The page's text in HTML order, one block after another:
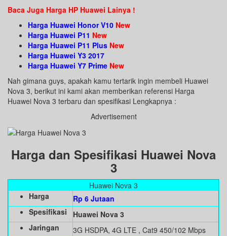
Baca Juga Harga HP Huawei Lainya !
Harga Huawei Honor V10 New
Harga Huawei P11 New
Harga Huawei P11 Plus New
Harga Huawei Y3 2017
Harga Huawei Y7 Prime New
Nah gimana guys, apakah kamu tertarik ingin membeli Huawei
Nova 3, berikut ini kami akan memberikan referensi Harga
Huawei Nova 3 terbaru dan spesifikasi Lengkapnya :
Advertisement
Harga dan Spesifikasi Huawei Nova
3
Huawei Nova 3
Harga
Rp 6 Jutaan
Spesifikasi
Huawei Nova 3
Jaringan
3G HSDPA, 4G LTE , Cat9 450/102 Mbps